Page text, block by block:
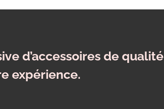
d’accessoires de qualité
expérience.